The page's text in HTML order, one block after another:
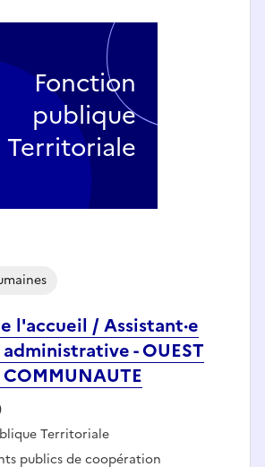
l'accueil / Assistant·e
- OUEST
:Territoriale
publics de coopération
Fonction
publique
Territoriale